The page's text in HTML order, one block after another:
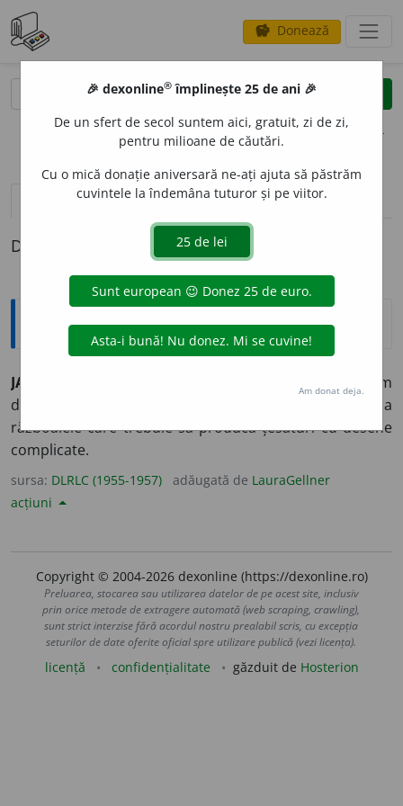
savings Donează
clear
opțiuni
definiții (1)
Definiția cu ID-ul 915343:
Explicative DEX
JAC
Dispozitiv format dintr-un sistem
de ace orizontale cu ochiuri, sfori și cuțite, montat la
războaiele care trebuie să producă țesături cu desene
complicate.
sursa: DLRLC (1955-1957) adăugată de LauraGellner
acțiuni
Copyright © 2004-2026 dexonline (https://dexonline.ro)
Preluarea, stocarea sau utilizarea datelor de pe acest site, inclusiv
prin orice metode de extragere automată (web scraping, crawling),
sunt strict interzise fără acordul nostru prealabil scris, cu excepția
seturilor de date oferite oficial spre utilizare publică (vezi licența).
licență confidențialitate găzduit de Hosterion
🎉 dexonline® împlinește 25 de ani 🎉
De un sfert de secol suntem aici, gratuit, zi de zi,
pentru milioane de căutări.
Cu o mică donație aniversară ne-ați ajuta să păstrăm
cuvintele la îndemâna tuturor și pe viitor.
Am donat deja.